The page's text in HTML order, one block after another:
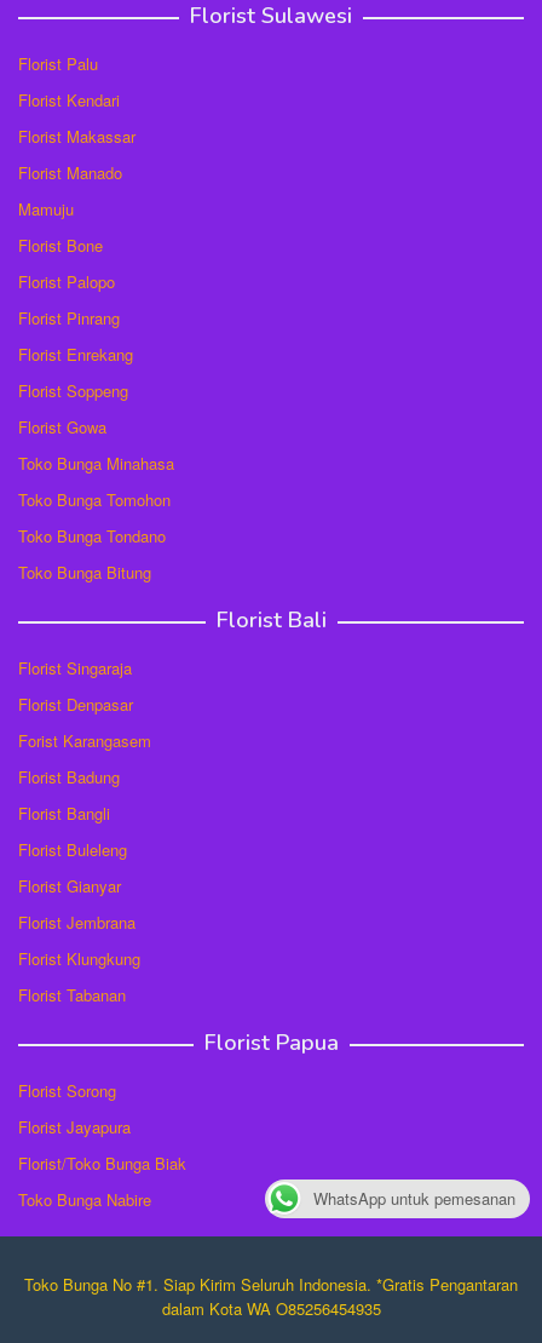
Florist Sulawesi
Florist Palu
Florist Kendari
Florist Makassar
Florist Manado
Mamuju
Florist Bone
Florist Palopo
Florist Pinrang
Florist Enrekang
Florist Soppeng
Florist Gowa
Toko Bunga Minahasa
Toko Bunga Tomohon
Toko Bunga Tondano
Toko Bunga Bitung
Florist Bali
Florist Singaraja
Florist Denpasar
Forist Karangasem
Florist Badung
Florist Bangli
Florist Buleleng
Florist Gianyar
Florist Jembrana
Florist Klungkung
Florist Tabanan
Florist Papua
Florist Sorong
Florist Jayapura
Florist/Toko Bunga Biak
Toko Bunga Nabire
Toko Bunga No #1. Siap Kirim Seluruh Indonesia. *Gratis Pengantaran
dalam Kota WA O85256454935
WhatsApp untuk pemesanan